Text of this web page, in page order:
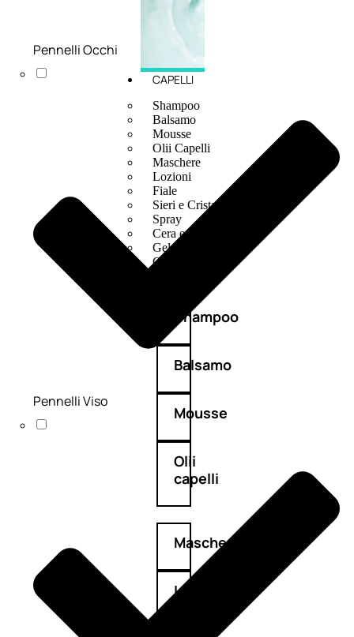
CAPELLI
Shampoo
Balsamo
Mousse
Olii Capelli
Maschere
Lozioni
Fiale
Sieri e Cristalli
Spray
Cera e Crema
Gel Capelli
Colorazione
Shampoo
Balsamo
Mousse
Olii
capelli
Maschere
Lozioni
Pennelli Occhi
Pennelli Viso